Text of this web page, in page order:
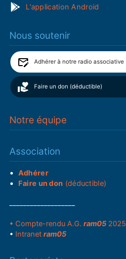
L'application Android
Nous soutenir
Adhérer à notre radio associative
Faire un don (déductible)
Notre équipe
Association
Adhérer
Faire un don (déductible)
• Compte-rendu A.G.ram05 2025
• Intranetram05